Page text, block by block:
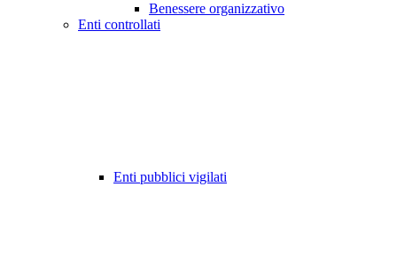
Benessere organizzativo
Enti controllati
Enti pubblici vigilati